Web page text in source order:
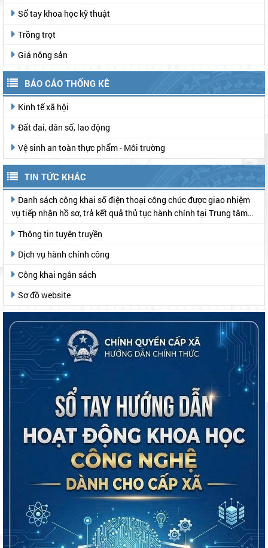
Sổ tay khoa học kỹ thuật
Trồng trọt
Giá nông sản
BÁO CÁO THỐNG KÊ
Kinh tế xã hội
Đất đai, dân số, lao động
Vệ sinh an toàn thực phẩm - Môi trường
TIN TỨC KHÁC
vụ tiếp nhận hồ sơ, trả kết quả thủ tục hành chính tại Trung tâm
Thông tin tuyên truyền
Dịch vụ hành chính công
Công khai ngân sách
Sơ đồ website